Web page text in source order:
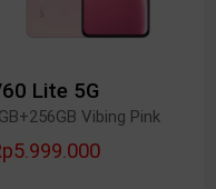
Lite 5G
Vibing Pink